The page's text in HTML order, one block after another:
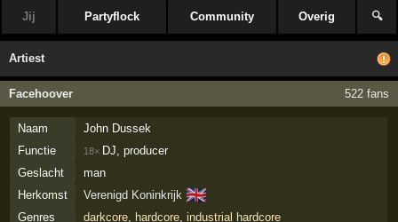
Jij Partyflock Community Overig 🔍
Artiest
Facehoover 522 fans
Naam
John Dussek
Functie
18× DJ, producer
Geslacht
man
Herkomst
Verenigd Koninkrijk 🇬🇧
Genres darkcore, hardcore, industrial hardcore